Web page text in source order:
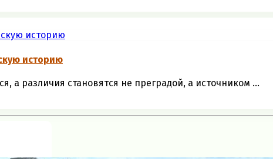
историю
а различия становятся не преградой, а источником ...